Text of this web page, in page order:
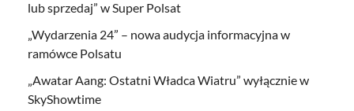
lub sprzedaj” w Super Polsat
„Wydarzenia 24” – nowa audycja informacyjna w
ramówce Polsatu
„Awatar Aang: Ostatni Władca Wiatru” wyłącznie w
SkyShowtime